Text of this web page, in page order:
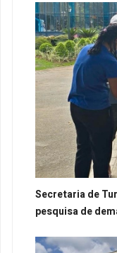
Secretaria de
pesquisa de